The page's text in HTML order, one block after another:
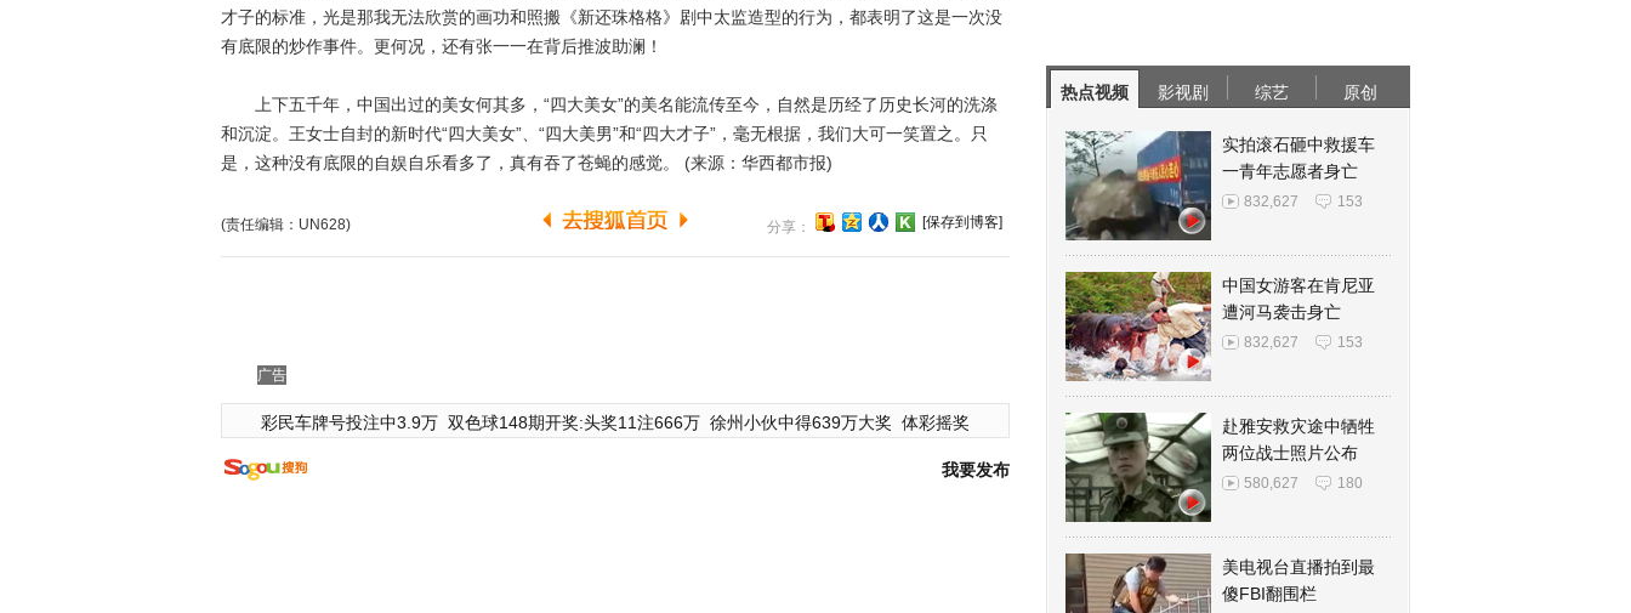
才子的标准，光是那我无法欣赏的画功和照搬《新还珠格格》剧中太监造型的行为，都表明了这是一次没
有底限的炒作事件。更何况，还有张一一在背后推波助澜！
上下五千年，中国出过的美女何其多，“四大美女”的美名能流传至今，自然是历经了历史长河的洗涤
和沉淀。王女士自封的新时代“四大美女”、“四大美男”和“四大才子”，毫无根据，我们大可一笑置之。只
是，这种没有底限的自娱自乐看多了，真有吞了苍蝇的感觉。 (来源：华西都市报)
(责任编辑：UN628) 分享： [保存到博客]
广告
彩民车牌号投注中3.9万 双色球148期开奖:头奖11注666万 徐州小伙中得639万大奖 体彩摇奖
我要发布
热点视频 影视剧 综艺 原创
实拍滚石砸中救援车
一青年志愿者身亡
832,627 153
中国女游客在肯尼亚
遭河马袭击身亡
832,627 153
赴雅安救灾途中牺牲
两位战士照片公布
580,627 180
美电视台直播拍到最
傻FBI翻围栏